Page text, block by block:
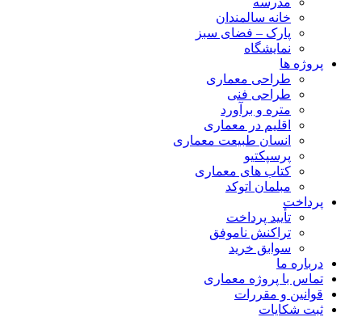
خانه سالمندان
پارک – فضای سبز
نمایشگاه
پروژه ها
طراحی معماری
طراحی فنی
متره و برآورد
اقلیم در معماری
انسان طبیعت معماری
پرسپکتیو
کتاب های معماری
مبلمان اتوکد
پرداخت
تأیید پرداخت
تراکنش ناموفق
سوابق خرید
درباره ما
تماس با پروژه معماری
قوانین و مقررات
ثبت شکایات